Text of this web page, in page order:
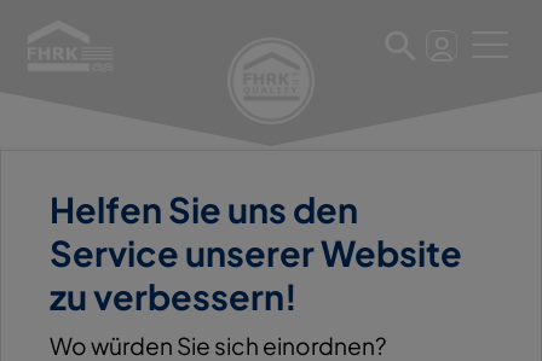
Helfen Sie uns den
Service unserer Website
zu verbessern!
Wo würden Sie sich einordnen?
WAS MUSS ICH BEIM EINBAU
DER HAUSEINFÜHRUNG
BEACHTEN?